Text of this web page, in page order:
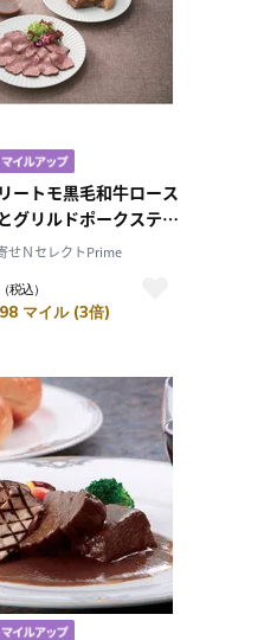
ートモ黒毛和牛ロース
グリルドポークステー
せＮセレクトPrime
（税込）
マイル (3倍)